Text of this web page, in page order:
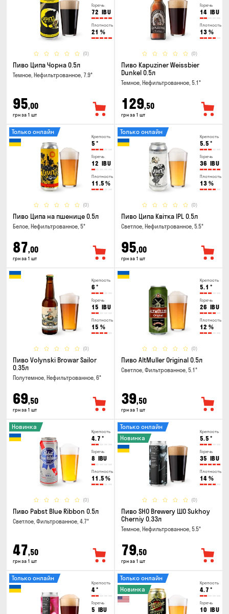
Горечь
72 IBU
Плотность
21 %
(0)
Пиво Ципа Чорна 0.5л
Темное, Нефильтрованное, 7.9°
95,00
грн за 1 шт
Горечь
14 IBU
Плотность
13 %
(0)
Пиво Kapuziner Weissbier
Dunkel 0.5л
Темное, Нефильтрованное, 5.1°
129,50
грн за 1 шт
Крепость
5 °
Горечь
12 IBU
Плотность
11.5 %
(0)
Только онлайн
Пиво Ципа на пшенице 0.5л
Белое, Нефильтрованное, 5°
87,00
грн за 1 шт
Крепость
5.5 °
Горечь
36 IBU
Плотность
13 %
(0)
Только онлайн
Пиво Ципа Квітка IPL 0.5л
Светлое, Нефильтрованное, 5.5°
95,00
грн за 1 шт
Крепость
6 °
Горечь
15 IBU
Плотность
15 %
(0)
Пиво Volynski Browar Sailor
0.35л
Полутемное, Нефильтрованное, 6°
69,50
грн за 1 шт
Крепость
5.1 °
Горечь
26 IBU
Плотность
12 %
(0)
Пиво AltMuller Original 0.5л
Светлое, Фильтрованное, 5.1°
39,50
грн за 1 шт
Крепость
4.7 °
Горечь
8 IBU
Плотность
11.5 %
(0)
Новинка
Пиво Pabst Blue Ribbon 0.5л
Светлое, Фильтрованное, 4.7°
47,50
грн за 1 шт
Крепость
5.5 °
Горечь
35 IBU
Плотность
14 %
(0)
Только онлайн
Новинка
Пиво SHO Brewery ШО Sukhoy
Cherniy 0.33л
Темное, Нефильтрованное, 5.5°
79,50
грн за 1 шт
Крепость
4°
Горечь
5 IBU
Только онлайн
Крепость
4.7 °
Горечь
10 IBU
Только онлайн
Новинка